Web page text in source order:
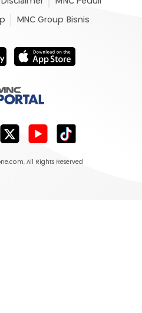
MNC Group Bisnis
, All Rights Reserved